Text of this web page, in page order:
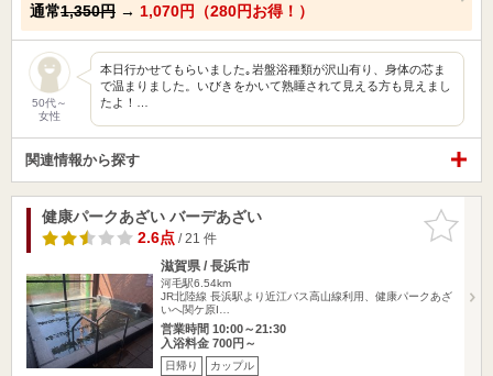
通常1,350円 → 1,070円（280円お得！）
50代～
女性
本日行かせてもらいました｡岩盤浴種類が沢山有り、身体の芯ま
で温まりました。いびきをかいて熟睡されて見える方も見えまし
たよ！…
関連情報から探す
お気に入
りに追加
健康パークあざい バーデあざい
2.6点/ 21 件
滋賀県 / 長浜市
河毛駅6.54km
JR北陸線 長浜駅より近江バス高山線利用、健康パークあざ
いへ関ケ原I…
営業時間 10:00～21:30
入浴料金 700円～
日帰り カップル